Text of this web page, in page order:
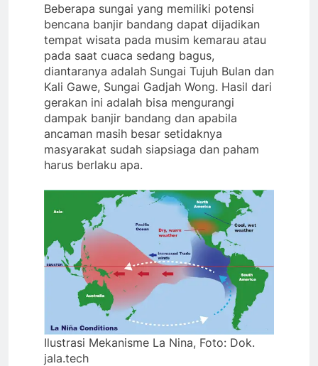
Beberapa sungai yang memiliki potensi
bencana banjir bandang dapat dijadikan
tempat wisata pada musim kemarau atau
pada saat cuaca sedang bagus,
diantaranya adalah Sungai Tujuh Bulan dan
Kali Gawe, Sungai Gadjah Wong. Hasil dari
gerakan ini adalah bisa mengurangi
dampak banjir bandang dan apabila
ancaman masih besar setidaknya
masyarakat sudah siapsiaga dan paham
harus berlaku apa.
Ilustrasi Mekanisme La Nina, Foto: Dok.
jala.tech